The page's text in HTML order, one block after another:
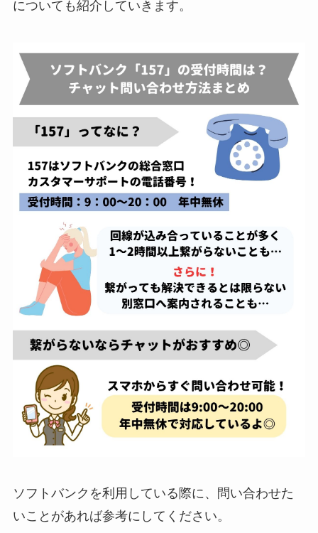
についても紹介していきます。
ソフトバンクを利用している際に、問い合わせた
いことがあれば参考にしてください。